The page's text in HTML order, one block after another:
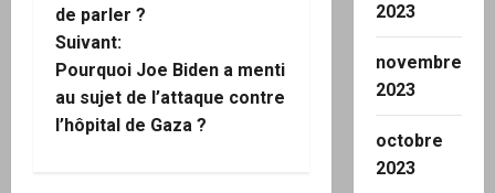
i
g
a
de parler ?
Suivant:
Pourquoi Joe Biden a menti
au sujet de l’attaque contre
l’hôpital de Gaza ?
2023
novembre
2023
octobre
2023